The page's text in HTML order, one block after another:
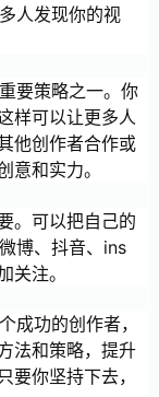
人发现你的视
要策略之一。你
样可以让更多人
他创作者合作或
意和实力。
。可以把自己的
博、抖音、ins
关注。
成功的创作者，
法和策略，提升
要你坚持下去，